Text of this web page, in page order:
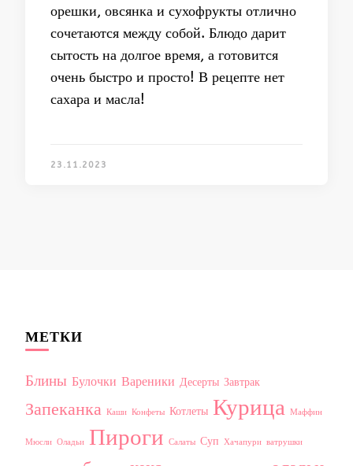
орешки, овсянка и сухофрукты отлично
сочетаются между собой. Блюдо дарит
сытость на долгое время, а готовится
очень быстро и просто! В рецепте нет
сахара и масла!
23.11.2023
МЕТКИ
Блины Булочки Вареники Десерты Завтрак
Запеканка Каши Конфеты Котлеты Курица Маффин
Мюсли Оладьи Пироги Салаты Суп Хачапури ватрушки